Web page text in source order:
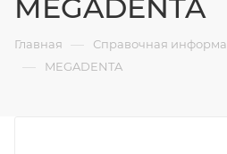
MEGADENTA
Главная — Справочная
— MEGADENTA